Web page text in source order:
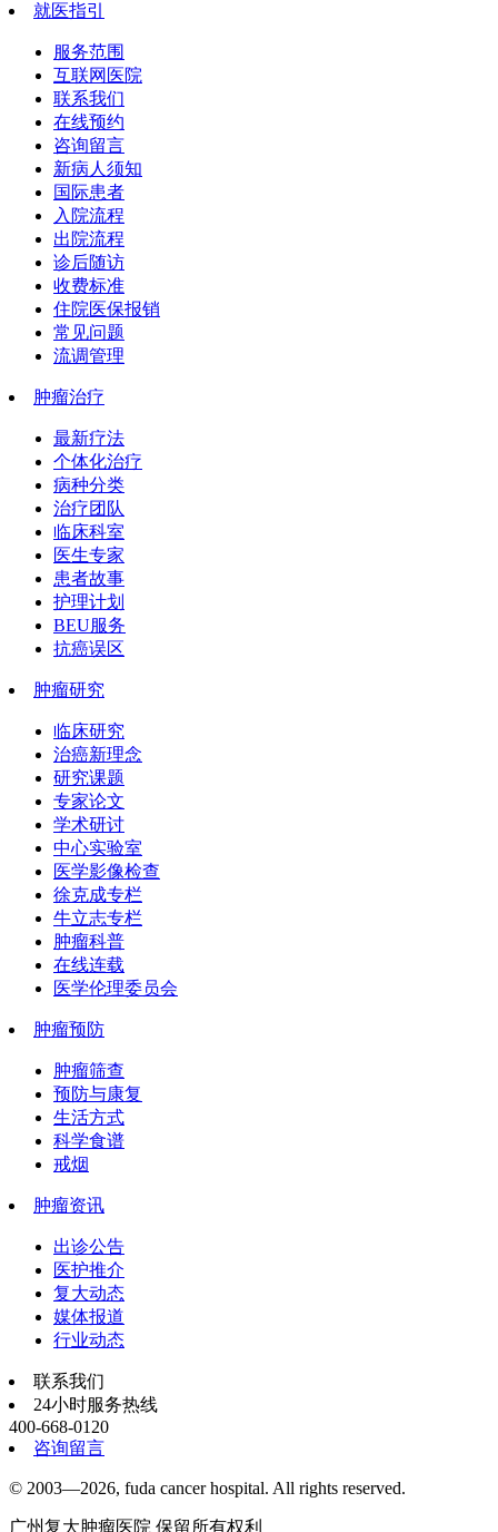
就医指引
服务范围
互联网医院
联系我们
在线预约
咨询留言
新病人须知
国际患者
入院流程
出院流程
诊后随访
收费标准
住院医保报销
常见问题
流调管理
肿瘤治疗
最新疗法
个体化治疗
病种分类
治疗团队
临床科室
医生专家
患者故事
护理计划
BEU服务
抗癌误区
肿瘤研究
临床研究
治癌新理念
研究课题
专家论文
学术研讨
中心实验室
医学影像检查
徐克成专栏
牛立志专栏
肿瘤科普
在线连载
医学伦理委员会
肿瘤预防
肿瘤筛查
预防与康复
生活方式
科学食谱
戒烟
肿瘤资讯
出诊公告
医护推介
复大动态
媒体报道
行业动态
联系我们
24小时服务热线
400-668-0120
咨询留言
© 2003—2026, fuda cancer hospital. All rights reserved.
广州复大肿瘤医院 保留所有权利